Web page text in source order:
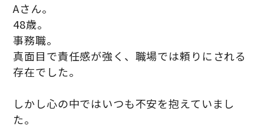
Aさん。
48歳。
事務職。
真面目で責任感が強く、職場では頼りにされる
存在でした。
しかし心の中ではいつも不安を抱えていまし
た。